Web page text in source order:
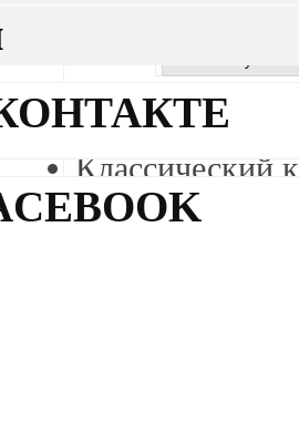
Описание
Легкий и
слишком
и